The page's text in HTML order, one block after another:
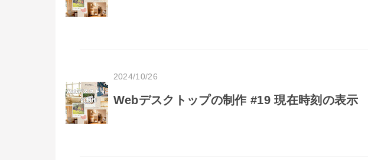
2024/10/26
Webデスクトップの制作 #19 現在時刻の表示